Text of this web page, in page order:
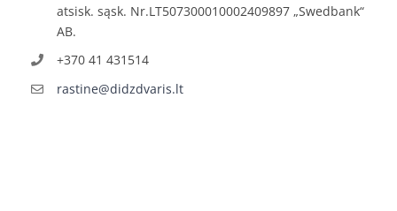
atsisk. sąsk. Nr.LT507300010002409897 „Swedbank“
AB.
+370 41 431514
rastine@didzdvaris.lt